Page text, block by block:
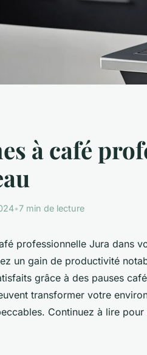
à café
•7 min de lecture
professionnelle Jura dans
un gain de productivité
grâce à des pauses
transformer votre
Continuez à lire